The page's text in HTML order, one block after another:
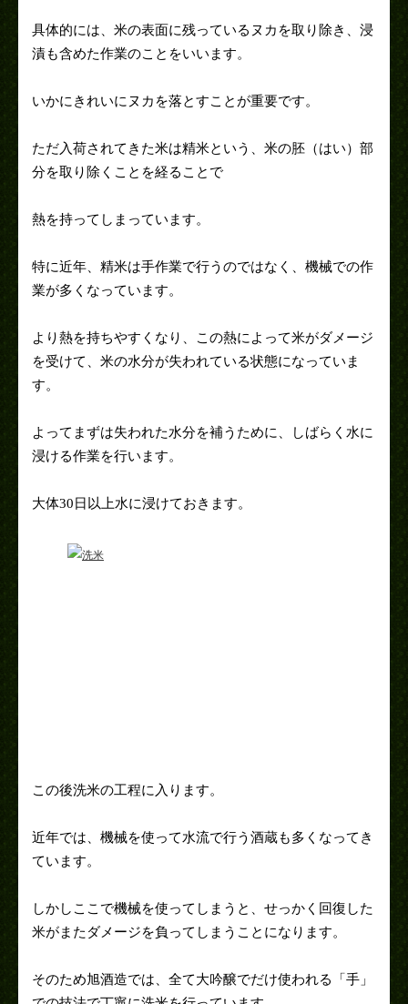
具体的には、米の表面に残っているヌカを取り除き、浸
漬も含めた作業のことをいいます。
いかにきれいにヌカを落とすことが重要です。
ただ入荷されてきた米は精米という、米の胚（はい）部
分を取り除くことを経ることで
熱を持ってしまっています。
特に近年、精米は手作業で行うのではなく、機械での作
業が多くなっています。
より熱を持ちやすくなり、この熱によって米がダメージ
を受けて、米の水分が失われている状態になっていま
す。
よってまずは失われた水分を補うために、しばらく水に
浸ける作業を行います。
大体30日以上水に浸けておきます。
この後洗米の工程に入ります。
近年では、機械を使って水流で行う酒蔵も多くなってき
ています。
しかしここで機械を使ってしまうと、せっかく回復した
米がまたダメージを負ってしまうことになります。
そのため旭酒造では、全て大吟醸でだけ使われる「手」